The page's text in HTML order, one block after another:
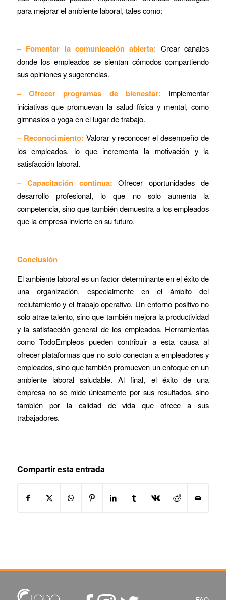
para mejorar el ambiente laboral, tales como:
– Fomentar la comunicación abierta: Crear canales
donde los empleados se sientan cómodos compartiendo
sus opiniones y sugerencias.
– Ofrecer programas de bienestar: Implementar
iniciativas que promuevan la salud física y mental, como
gimnasios o yoga en el lugar de trabajo.
– Reconocimiento: Valorar y reconocer el desempeño de
los empleados, lo que incrementa la motivación y la
satisfacción laboral.
– Capacitación continua: Ofrecer oportunidades de
desarrollo profesional, lo que no solo aumenta la
competencia, sino que también demuestra a los empleados
que la empresa invierte en su futuro.
Conclusión
El ambiente laboral es un factor determinante en el éxito de
una organización, especialmente en el ámbito del
reclutamiento y el trabajo operativo. Un entorno positivo no
solo atrae talento, sino que también mejora la productividad
y la satisfacción general de los empleados. Herramientas
como TodoEmpleos pueden contribuir a esta causa al
ofrecer plataformas que no solo conectan a empleadores y
empleados, sino que también promueven un enfoque en un
ambiente laboral saludable. Al final, el éxito de una
empresa no se mide únicamente por sus resultados, sino
también por la calidad de vida que ofrece a sus
trabajadores.
Compartir esta entrada